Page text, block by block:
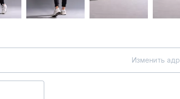
Изменить